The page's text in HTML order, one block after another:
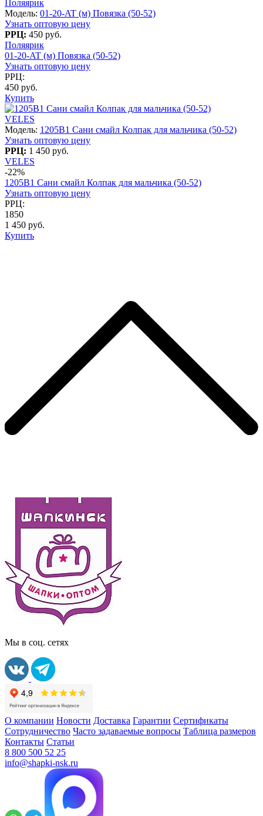
Поляярик
Модель: 01-20-AT (м) Повязка (50-52)
Узнать оптовую цену
РРЦ: 450 руб.
Поляярик
01-20-AT (м) Повязка (50-52)
Узнать оптовую цену
РРЦ:
450 руб.
Купить
VELES
Модель: 1205B1 Сани смайл Колпак для мальчика (50-52)
Узнать оптовую цену
РРЦ: 1 450 руб.
VELES
-22%
1205B1 Сани смайл Колпак для мальчика (50-52)
Узнать оптовую цену
РРЦ:
1850
1 450 руб.
Купить
Мы в соц. сетях
О компании Новости Доставка Гарантии Сертификаты
Сотрудничество Часто задаваемые вопросы Таблица размеров
Контакты Статьи
8 800 500 52 25
info@shapki-nsk.ru